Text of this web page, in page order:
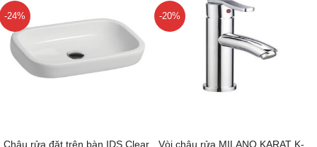
703.000₫.
-24%
Chậu rửa đặt trên bàn IDS Clear
-20%
Vòi chậu rửa MILANO KARAT K-